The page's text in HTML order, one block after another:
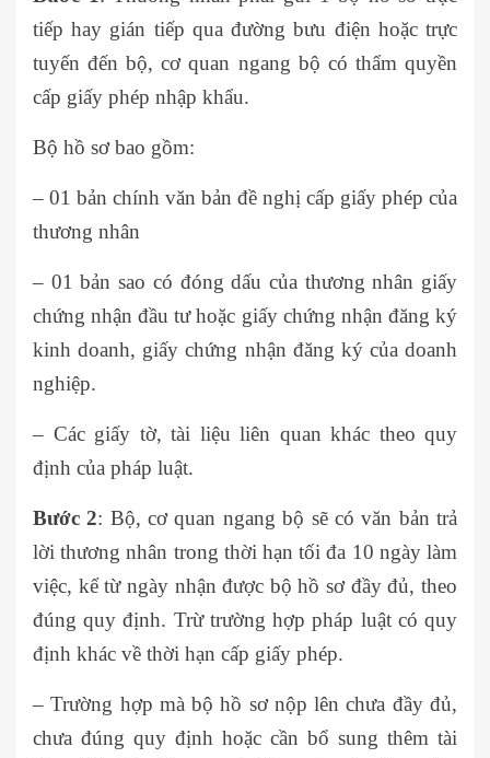
tiếp hay gián tiếp qua đường bưu điện hoặc trực
tuyến đến bộ, cơ quan ngang bộ có thẩm quyền
cấp giấy phép nhập khẩu.
Bộ hồ sơ bao gồm:
– 01 bản chính văn bản đề nghị cấp giấy phép của
thương nhân
– 01 bản sao có đóng dấu của thương nhân giấy
chứng nhận đầu tư hoặc giấy chứng nhận đăng ký
kinh doanh, giấy chứng nhận đăng ký của doanh
nghiệp.
– Các giấy tờ, tài liệu liên quan khác theo quy
định của pháp luật.
Bước 2: Bộ, cơ quan ngang bộ sẽ có văn bản trả
lời thương nhân trong thời hạn tối đa 10 ngày làm
việc, kể từ ngày nhận được bộ hồ sơ đầy đủ, theo
đúng quy định. Trừ trường hợp pháp luật có quy
định khác về thời hạn cấp giấy phép.
– Trường hợp mà bộ hồ sơ nộp lên chưa đầy đủ,
chưa đúng quy định hoặc cần bổ sung thêm tài